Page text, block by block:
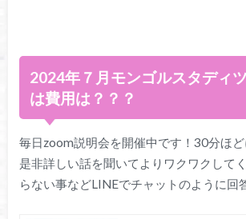
2024年７月モンゴルスタディ
は費用は？？？
毎日zoom説明会を開催中です！30分ほ
是非詳しい話を聞いてよりワクワクして
らない事などLINEでチャットのように回